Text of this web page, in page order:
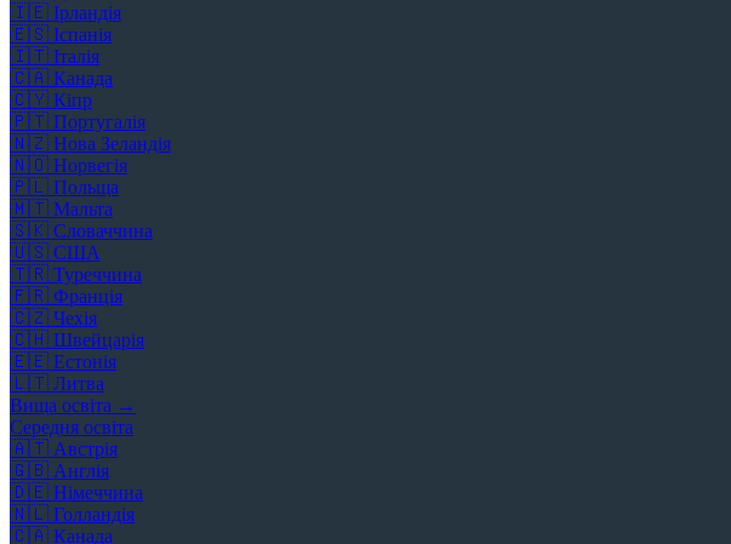
🇮🇪 Ірландія
🇪🇸 Іспанія
🇮🇹 Італія
🇨🇦 Канада
🇨🇾 Кіпр
🇵🇹 Португалія
🇳🇿 Нова Зеландія
🇳🇴 Норвегія
🇵🇱 Польща
🇲🇹 Мальта
🇸🇰 Словаччина
🇺🇸 США
🇹🇷 Туреччина
🇫🇷 Франція
🇨🇿 Чехія
🇨🇭 Швейцарія
🇪🇪 Естонія
🇱🇹 Литва
Вища освіта →
Середня освіта
🇦🇹 Австрія
🇬🇧 Англія
🇩🇪 Німеччина
🇳🇱 Голландія
🇨🇦 Канада